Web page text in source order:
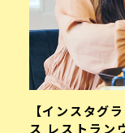
【インスタグ
ス レストラン